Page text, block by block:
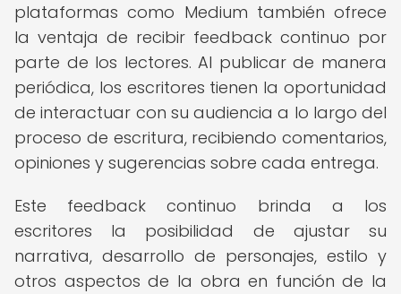
plataformas como Medium también ofrece
la ventaja de recibir feedback continuo por
parte de los lectores. Al publicar de manera
periódica, los escritores tienen la oportunidad
de interactuar con su audiencia a lo largo del
proceso de escritura, recibiendo comentarios,
opiniones y sugerencias sobre cada entrega.
Este feedback continuo brinda a los
escritores la posibilidad de ajustar su
narrativa, desarrollo de personajes, estilo y
otros aspectos de la obra en función de la